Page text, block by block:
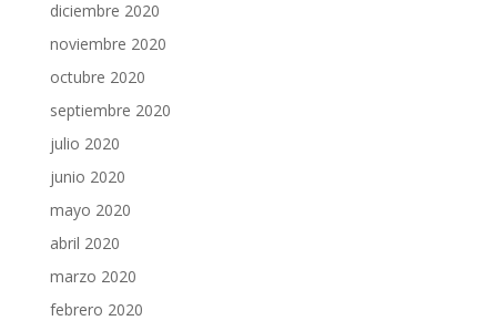
diciembre 2020
noviembre 2020
octubre 2020
septiembre 2020
julio 2020
junio 2020
mayo 2020
abril 2020
marzo 2020
febrero 2020